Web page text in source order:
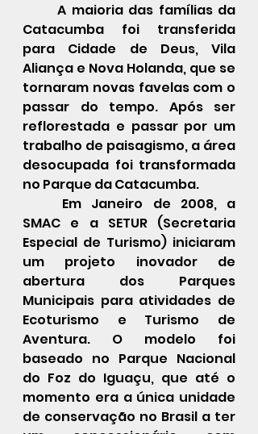
	A maioria das famílias da
Catacumba foi transferida
para Cidade de Deus, Vila
Aliança e Nova Holanda, que se
tornaram novas favelas com o
passar do tempo. Após ser
reflorestada e passar por um
trabalho de paisagismo, a área
desocupada foi transformada
no Parque da Catacumba.
Em Janeiro de 2008, a
SMAC e a SETUR (Secretaria
Especial de Turismo) iniciaram
um projeto inovador de
abertura dos Parques
Municipais para atividades de
Ecoturismo e Turismo de
Aventura. O modelo foi
baseado no Parque Nacional
do Foz do Iguaçu, que até o
momento era a única unidade
de conservação no Brasil a ter